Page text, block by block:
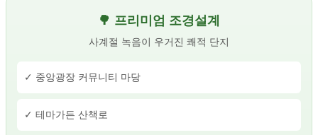
🌳 프리미엄 조경설계
사계절 녹음이 우거진 쾌적 단지
✓ 중앙광장 커뮤니티 마당
✓ 테마가든 산책로